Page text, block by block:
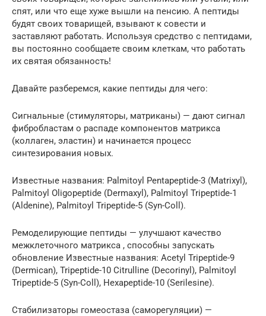
спят, или что еще хуже вышли на пенсию. А пептиды
будят своих товарищей, взывают к совести и
заставляют работать. Используя средство с пептидами,
вы постоянно сообщаете своим клеткам, что работать
их святая обязанность!
Давайте разберемся, какие пептиды для чего:
Сигнальные (стимуляторы, матриканы) — дают сигнал
фибробластам о распаде компонентов матрикса
(коллаген, эластин) и начинается процесс
синтезирования новых.
Известные названия: Palmitoyl Pentapeptide-3 (Matrixyl),
Palmitoyl Oligopeptide (Dermaxyl), Palmitoyl Tripeptide-1
(Aldenine), Palmitoyl Tripeptide-5 (Syn-Coll).
Ремоделирующие пептиды — улучшают качество
межклеточного матрикса , способны запускать
обновление Известные названия: Acetyl Tripeptide-9
(Dermican), Tripeptide-10 Citrulline (Decorinyl), Palmitoyl
Tripeptide-5 (Syn-Coll), Hexapeptide-10 (Serilesine).
Стабилизаторы гомеостаза (саморегуляции) —